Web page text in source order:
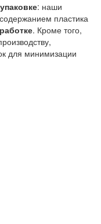
упаковке: наши
пластика
. Кроме того,
для минимизации